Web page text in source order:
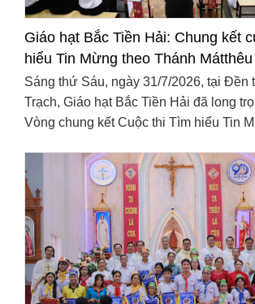
Giáo hạt Bắc Tiền Hải: Chung kết
hiểu Tin Mừng theo Thánh Mátthêu
Sáng thứ Sáu, ngày 31/7/2026, tại Đền
Trạch, Giáo hạt Bắc Tiền Hải đã long
Vòng chung kết Cuộc thi Tìm hiểu Tin
cha, các ...